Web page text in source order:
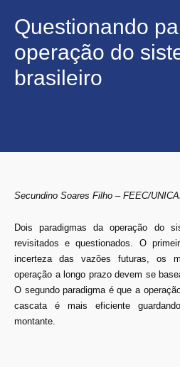
Questionando
operação do
brasileiro
Secundino Soares Filho – FEEC/
Dois paradigmas da operação do
revisitados e questionados. O
incerteza das vazões futuras, os
operação a longo prazo devem se
O segundo paradigma é que a
cascata é mais eficiente
montante.